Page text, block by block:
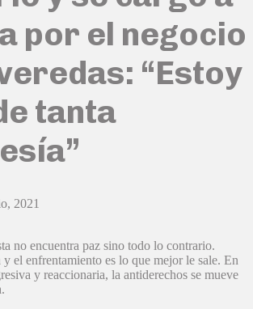
por el negocio
“Estoy
tanta
2021
no encuentra paz sino todo lo contrario.
y el enfrentamiento es lo que mejor le sale. En
y reaccionaria, la antiderechos se mueve